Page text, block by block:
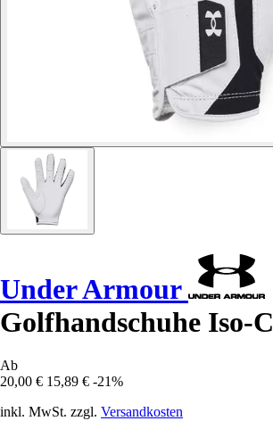
Under Armour
Golfhandschuhe Iso-
Ab
20,00 € 15,89 € -21%
inkl. MwSt. zzgl. Versandkosten